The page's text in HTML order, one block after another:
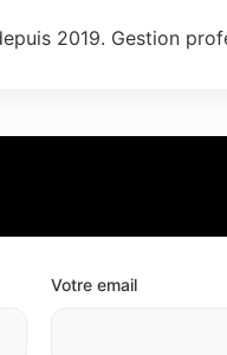
2019. Gestion
Votre email